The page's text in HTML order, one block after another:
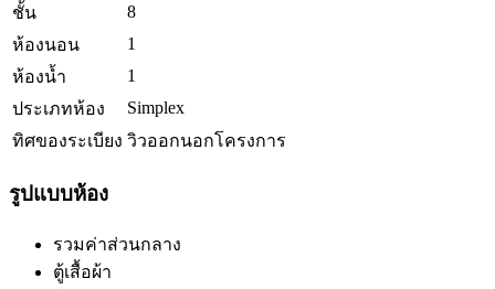
ชั้น
8
ห้องนอน
1
ห้องน้ำ
1
ประเภทห้อง
Simplex
ทิศของระเบียง วิวออกนอกโครงการ
รูปแบบห้อง
รวมค่าส่วนกลาง
ตู้เสื้อผ้า